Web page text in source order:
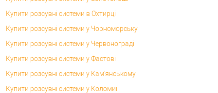
Купити розсувні системи в Охтирці
Купити розсувні системи у Чорноморську
Купити розсувні системи у Червонограді
Купити розсувні системи у Фастові
Купити розсувні системи у Кам'янському
Купити розсувні системи у Коломиї